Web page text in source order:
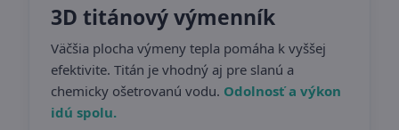
3D titánový výmenník
Väčšia plocha výmeny tepla pomáha k vyššej
efektivite. Titán je vhodný aj pre slanú a
chemicky ošetrovanú vodu. Odolnosť a výkon
idú spolu.